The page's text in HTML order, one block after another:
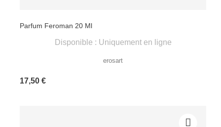
Parfum Feroman 20 Ml
Disponible : Uniquement en ligne
erosart
17,50 €Prix